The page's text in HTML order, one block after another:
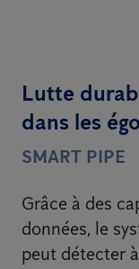
Lutte
dans les
SMART PIPE
Grâce à des
données, le
peut détecter